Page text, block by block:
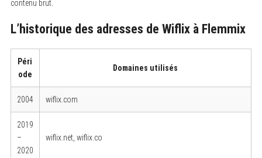
contenu brut.
L’historique des adresses de Wiflix à Flemmix
Péri
ode
Domaines utilisés
2004 wiflix.com
2019
–
2020
wiflix.net, wiflix.co